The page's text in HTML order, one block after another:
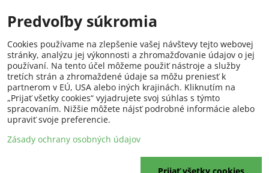
Predvoľby súkromia
Cookies používame na zlepšenie vašej návštevy tejto webovej
stránky, analýzu jej výkonnosti a zhromažďovanie údajov o jej
používaní. Na tento účel môžeme použiť nástroje a služby
tretích strán a zhromaždené údaje sa môžu preniesť k
partnerom v EÚ, USA alebo iných krajinách. Kliknutím na
„Prijať všetky cookies“ vyjadrujete svoj súhlas s týmto
spracovaním. Nižšie môžete nájsť podrobné informácie alebo
upraviť svoje preferencie.
Zásady ochrany osobných údajov